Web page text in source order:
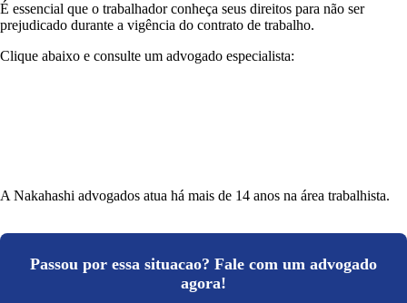
É essencial que o trabalhador conheça seus direitos para não ser
prejudicado durante a vigência do contrato de trabalho.
Clique abaixo e consulte um advogado especialista:
A Nakahashi advogados atua há mais de 14 anos na área trabalhista.
Passou por essa situacao? Fale com um advogado
agora!